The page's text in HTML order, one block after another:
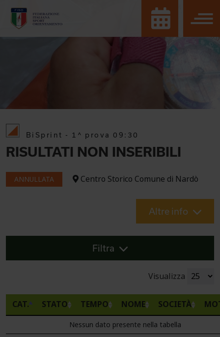
BiSprint - 1^ prova 09:30
RISULTATI NON INSERIBILI
ANNULLATA Centro Storico Comune di Nardò
Altre info
Filtra
Visualizza
CAT. STATO TEMPO NOME SOCIETÀ
Nessun dato presente nella tabella